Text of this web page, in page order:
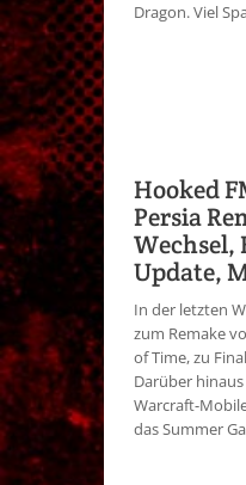
Dragon. Viel
Hooked
Persia
Wechsel,
Update,
In der letzten
zum Remake
of Time, zu
Darüber
Warcraft-
das Summer